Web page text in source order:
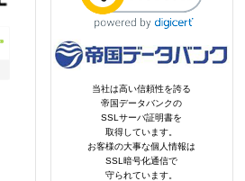
当社は高い信頼性を誇る
帝国データバンクの
SSLサーバ証明書を
取得しています。
お客様の大事な個人情報は
SSL暗号化通信で
守られています。